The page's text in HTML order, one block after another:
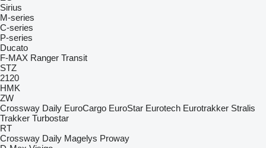
Sirius
M-series
C-series
P-series
Ducato
F-MAX Ranger Transit
STZ
2120
HMK
ZW
Crossway Daily EuroCargo EuroStar Eurotech Eurotrakker Stralis
Trakker Turbostar
RT
Crossway Daily Magelys Proway